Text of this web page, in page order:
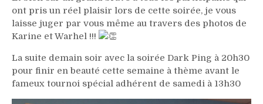
ont pris un réel plaisir lors de cette soirée, je vous
laisse juger par vous même au travers des photos de
Karine et Warhel !!!
La suite demain soir avec la soirée Dark Ping à 20h30
pour finir en beauté cette semaine à thème avant le
fameux tournoi spécial adhérent de samedi à 13h30